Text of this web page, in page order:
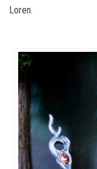
Loren.